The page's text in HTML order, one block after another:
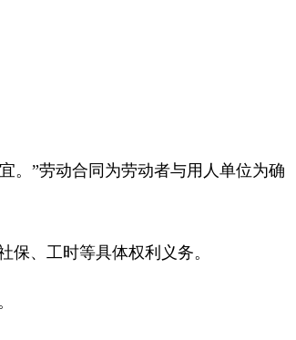
。”劳动合同为劳动者与用人单位为确
、工时等具体权利义务。